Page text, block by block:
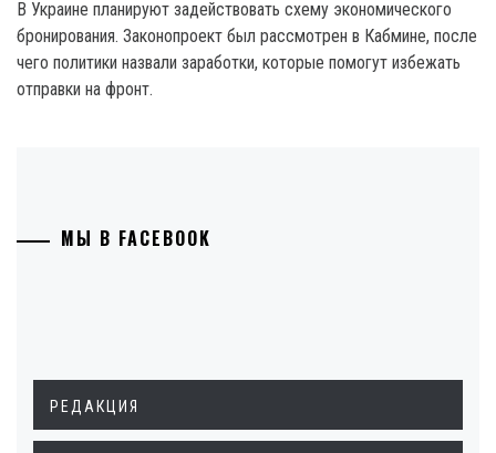
B Украине планируют задействовать схему экономического
бронирования. Законопроект был рассмотрен в Кабмине, после
чего политики назвали заработки, которые помогут избежать
отправки на фронт.
МЫ В FACEBOOK
РЕДАКЦИЯ